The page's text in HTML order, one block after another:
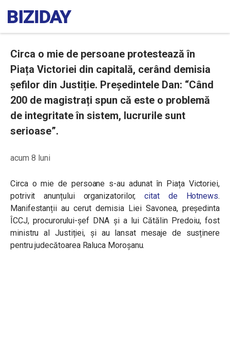
Circa o mie de persoane protestează în
Piața Victoriei din capitală, cerând demisia
șefilor din Justiție. Președintele Dan: “Când
200 de magistrați spun că este o problemă
de integritate în sistem, lucrurile sunt
serioase”.
acum 8 luni
Circa o mie de persoane s-au adunat în Piața Victoriei,
potrivit anunțului organizatorilor,citat de Hotnews.
Manifestanții au cerut demisia Liei Savonea, președinta
ÎCCJ, procurorului-șef DNA și a lui Cătălin Predoiu, fost
ministru al Justiției, și au lansat mesaje de susținere
pentru judecătoarea Raluca Moroșanu.